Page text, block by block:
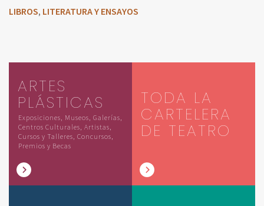
LIBROS, LITERATURA Y ENSAYOS
ARTES
PLÁSTICAS
Exposiciones, Museos, Galerías,
Centros Culturales, Artistas,
Cursos y Talleres, Concursos,
Premios y Becas
TODA LA
CARTELERA
DE TEATRO